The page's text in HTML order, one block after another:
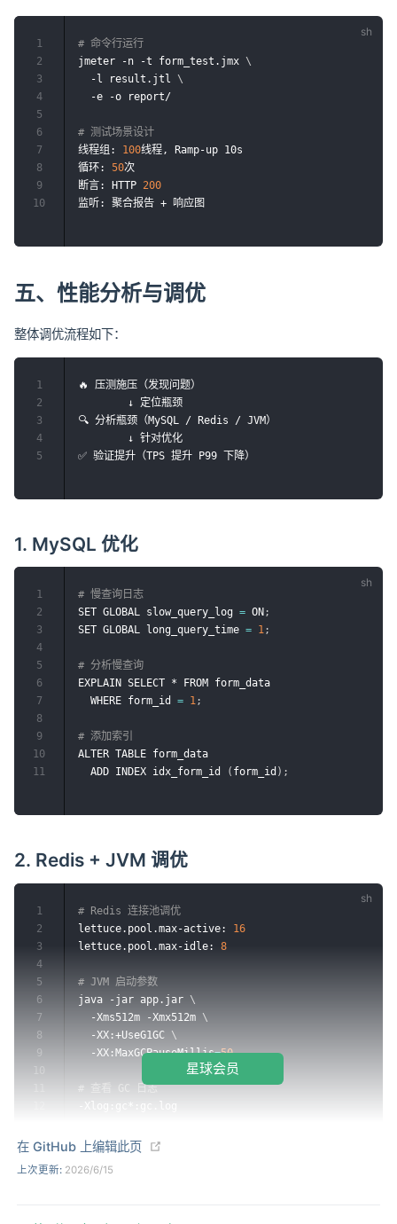
# 命令行运行
jmeter -n -t form_test.jmx \
  -l result.jtl
\
  -e -o report/
# 测试场景设计
线程组: 100线程, Ramp-up 10s
循环: 50次
断言: HTTP 200
1
2
3
4
5
6
7
8
9
10
五、性能分析与调优
整体调优流程如下：
🔥 压测施压（发现问题）
        ↓ 定位瓶颈
🔍 分析瓶颈（MySQL / Redis / JVM）
        ↓ 针对优化
1
2
3
4
5
1. MySQL 优化
# 慢查询日志
SET GLOBAL slow_query_log = ON ;
SET GLOBAL long_query_time = 1;
# 分析慢查询
EXPLAIN SELECT * FROM form_data
  WHERE form_id
= 1;
# 添加索引
ALTER TABLE form_data
  ADD INDEX idx_form_id
( form_id ) ;
1
2
3
4
5
6
7
8
9
10
11
2. Redis + JVM 调优
# Redis 连接池调优
lettuce.pool.max-active: 16
lettuce.pool.max-idle: 8
# JVM 启动参数
java -jar app.jar \
  -Xms512m -Xmx512m
\
  -XX:+UseG1GC
\
  -XX:MaxGCPauseMillis
=50
# 查看 GC 日志
1
2
3
4
5
6
7
8
9
10
星球会员
在 GitHub 上编辑此页
上次更新: 2026/6/15